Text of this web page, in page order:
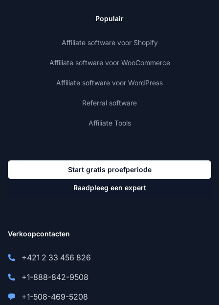
Populair
Affiliate software voor Shopify
Affiliate software voor WooCommerce
Affiliate software voor WordPress
Referral software
Affiliate Tools
Start gratis proefperiode
Raadpleeg een expert
Verkoopcontacten
+421 2 33 456 826
+1-888-842-9508
+1-508-469-5208